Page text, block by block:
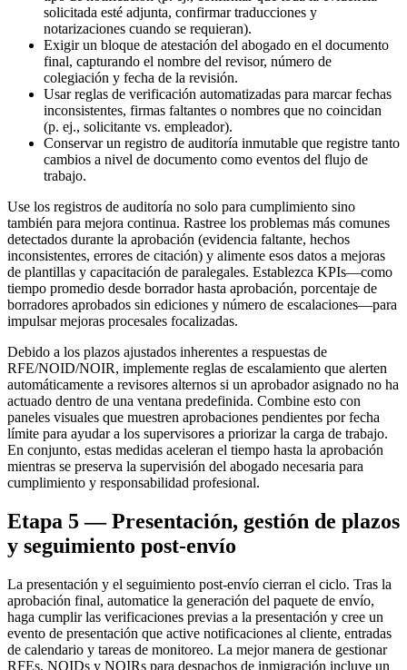
solicitada esté adjunta, confirmar traducciones y
notarizaciones cuando se requieran).
Exigir un bloque de atestación del abogado en el documento
final, capturando el nombre del revisor, número de
colegiación y fecha de la revisión.
Usar reglas de verificación automatizadas para marcar fechas
inconsistentes, firmas faltantes o nombres que no coincidan
(p. ej., solicitante vs. empleador).
Conservar un registro de auditoría inmutable que registre tanto
cambios a nivel de documento como eventos del flujo de
trabajo.
Use los registros de auditoría no solo para cumplimiento sino
también para mejora continua. Rastree los problemas más comunes
detectados durante la aprobación (evidencia faltante, hechos
inconsistentes, errores de citación) y alimente esos datos a mejoras
de plantillas y capacitación de paralegales. Establezca KPIs—como
tiempo promedio desde borrador hasta aprobación, porcentaje de
borradores aprobados sin ediciones y número de escalaciones—para
impulsar mejoras procesales focalizadas.
Debido a los plazos ajustados inherentes a respuestas de
RFE/NOID/NOIR, implemente reglas de escalamiento que alerten
automáticamente a revisores alternos si un aprobador asignado no ha
actuado dentro de una ventana predefinida. Combine esto con
paneles visuales que muestren aprobaciones pendientes por fecha
límite para ayudar a los supervisores a priorizar la carga de trabajo.
En conjunto, estas medidas aceleran el tiempo hasta la aprobación
mientras se preserva la supervisión del abogado necesaria para
cumplimiento y responsabilidad profesional.
Etapa 5 — Presentación, gestión de plazos
y seguimiento post-envío
La presentación y el seguimiento post-envío cierran el ciclo. Tras la
aprobación final, automatice la generación del paquete de envío,
haga cumplir las verificaciones previas a la presentación y cree un
evento de presentación que active notificaciones al cliente, entradas
de calendario y tareas de monitoreo. La mejor manera de gestionar
RFEs, NOIDs y NOIRs para despachos de inmigración incluye un